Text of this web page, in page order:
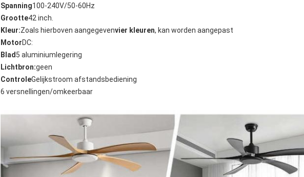
Spanning100-240V/50-60Hz
Grootte42 inch.
Kleur:Zoals hierboven aangegevenvier kleuren, kan worden aangepast
MotorDC:
Blad5 aluminiumlegering
Lichtbron:geen
ControleGelijkstroom afstandsbediening
6 versnellingen/omkeerbaar